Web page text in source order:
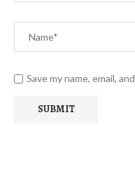
Save my name, email,